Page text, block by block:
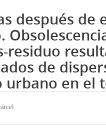
después de
residuo
de
urbano en el